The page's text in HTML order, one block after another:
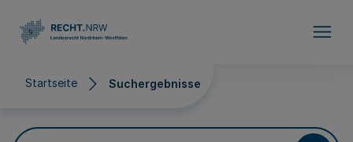
Startseite Suchergebnisse
Suchergebnisse